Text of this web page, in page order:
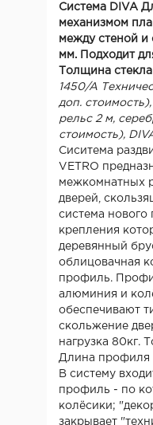
Система DIVA
механизмом
между стеной и
мм. Подходит
Толщина
1450/A
доп.
рельс 2 м,
стоимость),
Сиситема
VETRO
межкомнатных
дверей,
система нового
крепления
деревянный
облицовачная
профиль.
алюминия и
обеспечивают
скольжение
нагрузка 80кг.
Длина профиля
В систему
профиль - по
колёсики;
закрывает